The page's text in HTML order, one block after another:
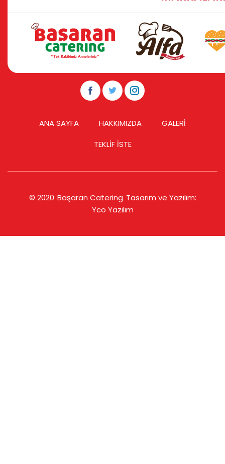
ANA SAYFA HAKKIMIZDA
GALERİ
TEKLİF İSTE
© 2020 Başaran Catering Tasarım ve Yazılım:
Yco Yazılım